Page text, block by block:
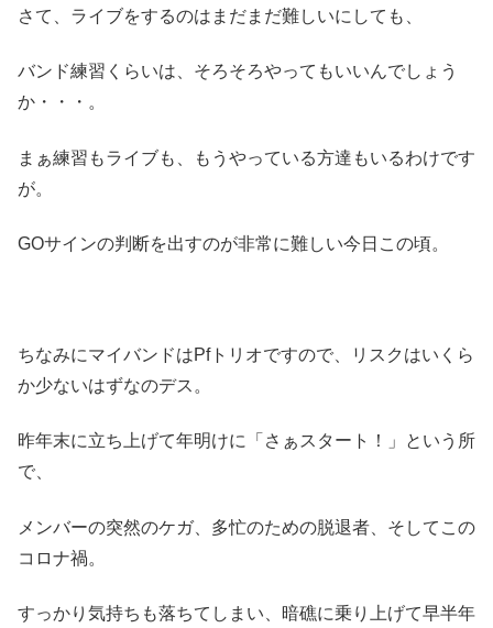
さて、ライブをするのはまだまだ難しいにしても、
バンド練習くらいは、そろそろやってもいいんでしょう
か・・・。
まぁ練習もライブも、もうやっている方達もいるわけです
が。
GOサインの判断を出すのが非常に難しい今日この頃。
ちなみにマイバンドはPfトリオですので、リスクはいくら
か少ないはずなのデス。
昨年末に立ち上げて年明けに「さぁスタート！」という所
で、
メンバーの突然のケガ、多忙のための脱退者、そしてこの
コロナ禍。
すっかり気持ちも落ちてしまい、暗礁に乗り上げて早半年